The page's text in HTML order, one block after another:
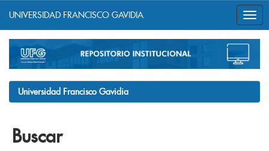
navigation
UNIVERSIDAD FRANCISCO GAVIDIA
Universidad Francisco Gavidia
Buscar